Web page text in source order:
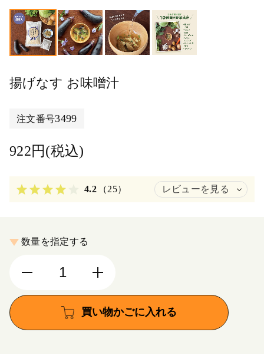
揚げなす お味噌汁
注文番号3499
922円(税込)
4.2 （25） レビューを見る
数量を指定する
買い物かごに入れる